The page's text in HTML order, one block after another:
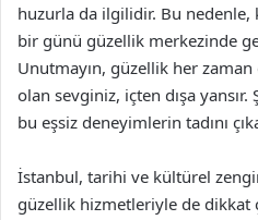
huzurla da ilgilidir. Bu
bir günü güzellik merkezinde
Unutmayın, güzellik her zaman
olan sevginiz, içten dışa
bu eşsiz deneyimlerin tadını
İstanbul, tarihi ve kültürel
güzellik hizmetleriyle de dikkat